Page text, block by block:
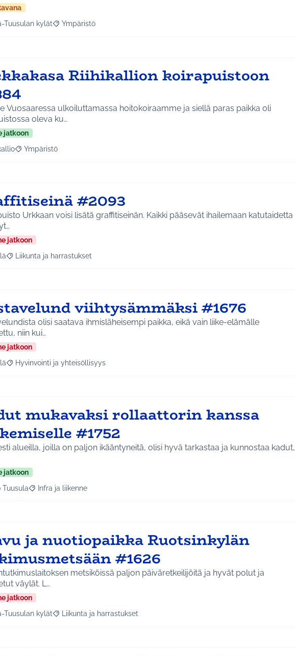
aihepiirin mukaan: Etelä-Tuusulan kylät
Tuusulan kylät Rajaa tulokset teeman mukaan: Ympäristö
Ympäristö
Riihikallion koirapuistoon
Vuosaaressa ulkoiluttamassa hoitokoiraamme ja siellä paras paikka oli
oleva ku…
jatkoon
aihepiirin mukaan: Riihikallio
Rajaa tulokset teeman mukaan: Ympäristö
Ympäristö
#2093
Urkkaan voisi lisätä graffitiseinän. Kaikki pääsevät ihailemaan katutaidetta
jatkoon
aihepiirin mukaan: Hyrylä
Rajaa tulokset teeman mukaan: Liikunta ja harrastukset
Liikunta ja harrastukset
viihtysämmäksi #1676
olisi saatava ihmisläheisempi paikka, eikä vain liike-elämälle
niin kui…
jatkoon
aihepiirin mukaan: Hyrylä
Rajaa tulokset teeman mukaan: Hyvinvointi ja yhteisöllisyys
Hyvinvointi ja yhteisöllisyys
mukavaksi rollaattorin kanssa
#1752
alueilla, joilla on paljon ikääntyneitä, olisi hyvä tarkastaa ja kunnostaa kadut,
jatkoon
aihepiirin mukaan: Koko Tuusula
Tuusula Rajaa tulokset teeman mukaan: Infra ja liikenne
Infra ja liikenne
ja nuotiopaikka Ruotsinkylän
#1626
metsiköissä paljon päiväretkeilijöitä ja hyvät polut ja
väylät. L…
jatkoon
aihepiirin mukaan: Etelä-Tuusulan kylät
Tuusulan kylät Rajaa tulokset teeman mukaan: Liikunta ja harrastukset
Liikunta ja harrastukset